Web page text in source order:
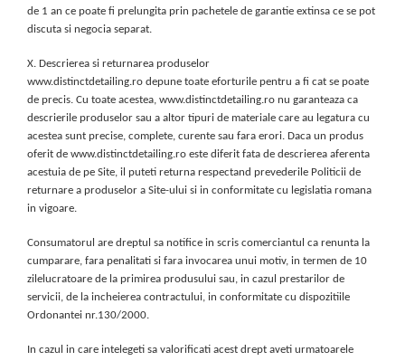
de 1 an ce poate fi prelungita prin pachetele de garantie extinsa ce se pot
discuta si negocia separat.
X. Descrierea si returnarea produselor
www.distinctdetailing.ro depune toate eforturile pentru a fi cat se poate
de precis. Cu toate acestea, www.distinctdetailing.ro nu garanteaza ca
descrierile produselor sau a altor tipuri de materiale care au legatura cu
acestea sunt precise, complete, curente sau fara erori. Daca un produs
oferit de www.distinctdetailing.ro este diferit fata de descrierea aferenta
acestuia de pe Site, il puteti returna respectand prevederile Politicii de
returnare a produselor a Site-ului si in conformitate cu legislatia romana
in vigoare.
Consumatorul are dreptul sa notifice in scris comerciantul ca renunta la
cumparare, fara penalitati si fara invocarea unui motiv, in termen de 10
zilelucratoare de la primirea produsului sau, in cazul prestarilor de
servicii, de la incheierea contractului, in conformitate cu dispozitiile
Ordonantei nr.130/2000.
In cazul in care intelegeti sa valorificati acest drept aveti urmatoarele